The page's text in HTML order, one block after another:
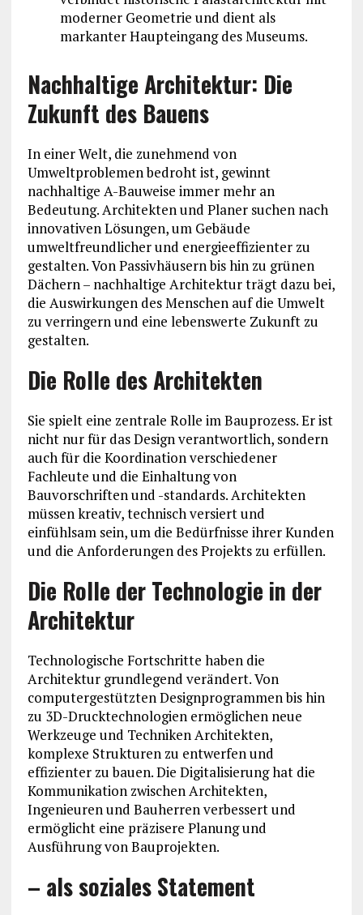
moderner Geometrie und dient als
markanter Haupteingang des Museums.
Nachhaltige Architektur: Die
Zukunft des Bauens
In einer Welt, die zunehmend von
Umweltproblemen bedroht ist, gewinnt
nachhaltige A-Bauweise immer mehr an
Bedeutung. Architekten und Planer suchen nach
innovativen Lösungen, um Gebäude
umweltfreundlicher und energieeffizienter zu
gestalten. Von Passivhäusern bis hin zu grünen
Dächern – nachhaltige Architektur trägt dazu bei,
die Auswirkungen des Menschen auf die Umwelt
zu verringern und eine lebenswerte Zukunft zu
gestalten.
Die Rolle des Architekten
Sie spielt eine zentrale Rolle im Bauprozess. Er ist
nicht nur für das Design verantwortlich, sondern
auch für die Koordination verschiedener
Fachleute und die Einhaltung von
Bauvorschriften und -standards. Architekten
müssen kreativ, technisch versiert und
einfühlsam sein, um die Bedürfnisse ihrer Kunden
und die Anforderungen des Projekts zu erfüllen.
Die Rolle der Technologie in der
Architektur
Technologische Fortschritte haben die
Architektur grundlegend verändert. Von
computergestützten Designprogrammen bis hin
zu 3D-Drucktechnologien ermöglichen neue
Werkzeuge und Techniken Architekten,
komplexe Strukturen zu entwerfen und
effizienter zu bauen. Die Digitalisierung hat die
Kommunikation zwischen Architekten,
Ingenieuren und Bauherren verbessert und
ermöglicht eine präzisere Planung und
Ausführung von Bauprojekten.
– als soziales Statement